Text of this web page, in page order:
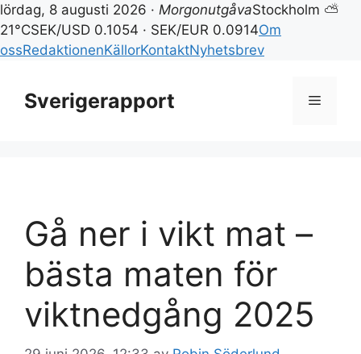
lördag, 8 augusti 2026 · MorgonutgåvaStockholm ⛅
21°CSEK/USD 0.1054 · SEK/EUR 0.0914Om
ossRedaktionenKällorKontaktNyhetsbrev
innehållSverigerapport Meny
Gå ner i vikt mat –
bästa maten för
viktnedgång 2025